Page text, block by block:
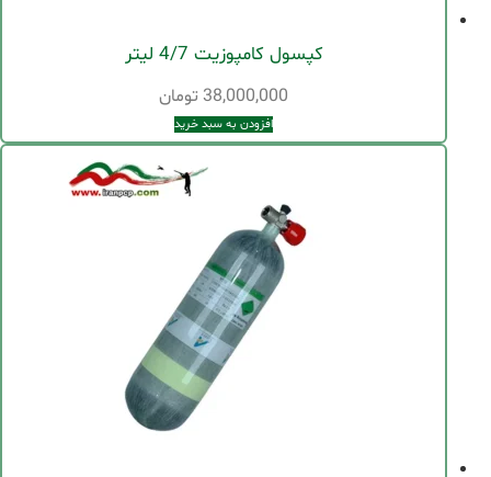
کپسول کامپوزیت 4/7 لیتر
38,000,000 تومان
افزودن به سبد خرید